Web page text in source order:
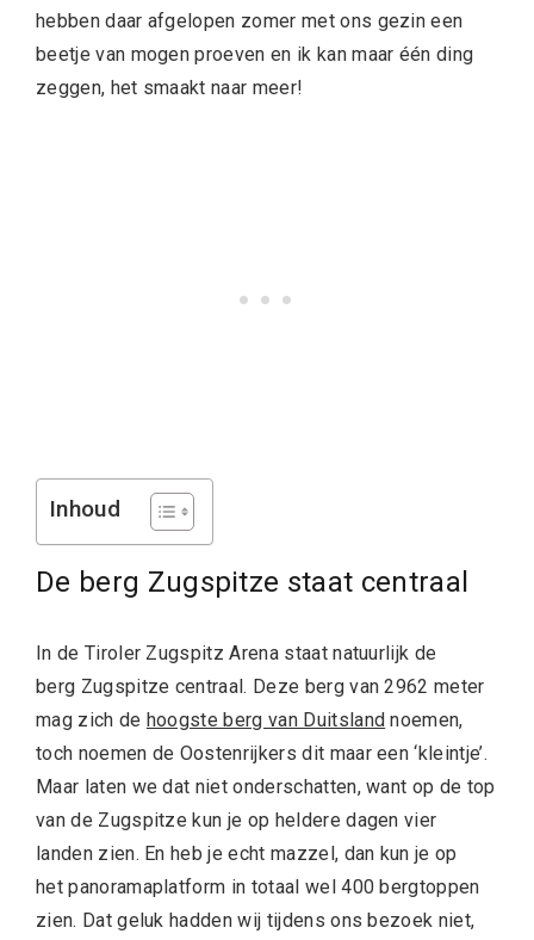
hebben daar afgelopen zomer met ons gezin een
beetje van mogen proeven en ik kan maar één ding
zeggen, het smaakt naar meer!
Inhoud
De berg Zugspitze staat centraal
In de Tiroler Zugspitz Arena staat natuurlijk de
berg Zugspitze centraal. Deze berg van 2962 meter
mag zich de hoogste berg van Duitsland noemen,
toch noemen de Oostenrijkers dit maar een ‘kleintje’.
Maar laten we dat niet onderschatten, want op de top
van de Zugspitze kun je op heldere dagen vier
landen zien. En heb je echt mazzel, dan kun je op
het panoramaplatform in totaal wel 400 bergtoppen
zien. Dat geluk hadden wij tijdens ons bezoek niet,